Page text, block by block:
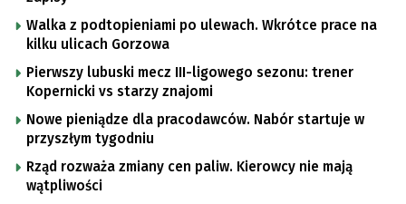
Walka z podtopieniami po ulewach. Wkrótce prace na
kilku ulicach Gorzowa
Pierwszy lubuski mecz III-ligowego sezonu: trener
Kopernicki vs starzy znajomi
Nowe pieniądze dla pracodawców. Nabór startuje w
przyszłym tygodniu
Rząd rozważa zmiany cen paliw. Kierowcy nie mają
wątpliwości